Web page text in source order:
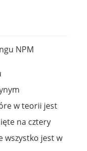
w teorii jest
jest w
ciasne i